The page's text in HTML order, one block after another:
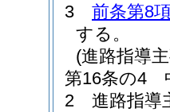
3
前条第8
する。
(進路指導
第16条の4
2
進路指導